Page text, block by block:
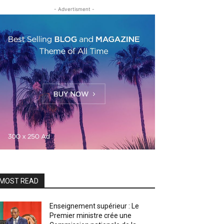
- Advertisment -
READ
Enseignement supérieur : Le
Premier ministre crée une